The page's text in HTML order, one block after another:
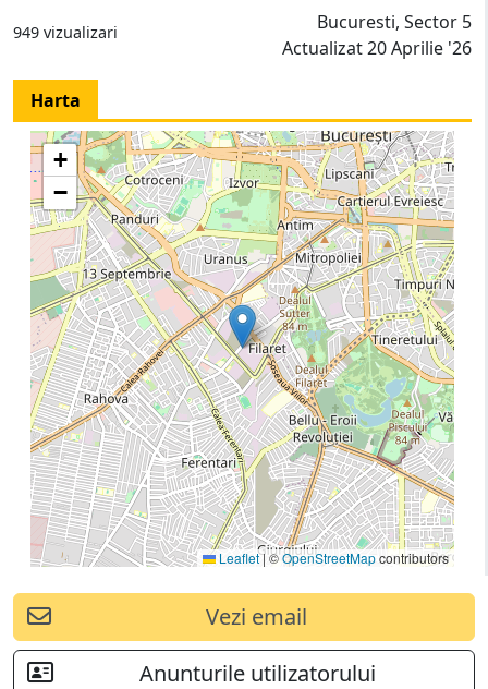
949 vizualizari
Bucuresti, Sector 5
Actualizat 20 Aprilie '26
Harta
+
−
Leaflet|©OpenStreetMapcontributors
Vezi email
Anunturile utilizatorului